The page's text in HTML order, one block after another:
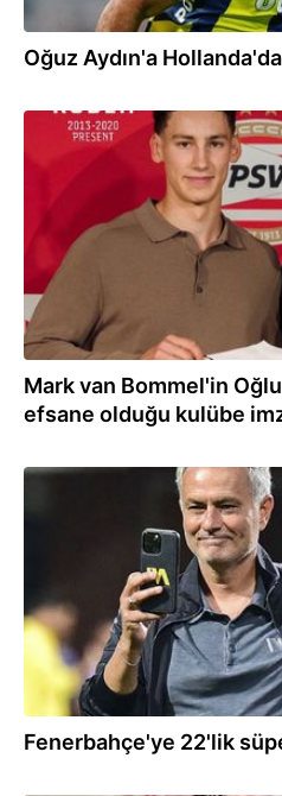
Oğuz Aydın'a
12.07.2025
Mark van Bommel'in Oğlu
efsane olduğu kulübe
Fenerbahçe'ye 22'lik